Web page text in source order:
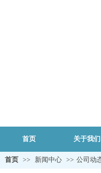
首页 关于我们
首页 >> 新闻中心 >> 公司动